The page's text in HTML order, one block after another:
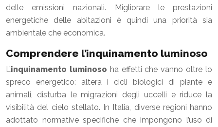
delle emissioni nazionali. Migliorare le prestazioni
energetiche delle abitazioni è quindi una priorità sia
ambientale che economica.
Comprendere l’inquinamento luminoso
L’inquinamento luminoso ha effetti che vanno oltre lo
spreco energetico: altera i cicli biologici di piante e
animali, disturba le migrazioni degli uccelli e riduce la
visibilità del cielo stellato. In Italia, diverse regioni hanno
adottato normative specifiche che impongono l’uso di